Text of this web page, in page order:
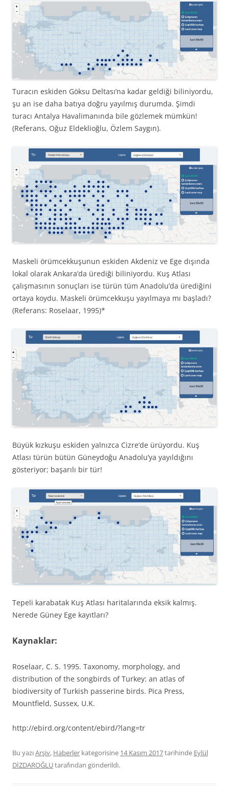
Turacın eskiden Göksu Deltası’na kadar geldiği biliniyordu,
şu an ise daha batıya doğru yayılmış durumda. Şimdi
turacı Antalya Havalimanında bile gözlemek mümkün!
(Referans, Oğuz Eldeklioğlu, Özlem Saygın).
Maskeli örümcekkuşunun eskiden Akdeniz ve Ege dışında
lokal olarak Ankara’da ürediği biliniyordu. Kuş Atlası
çalışmasının sonuçları ise türün tüm Anadolu’da ürediğini
ortaya koydu. Maskeli örümcekkuşu yayılmaya mı başladı?
(Referans: Roselaar, 1995)*
Büyük kızkuşu eskiden yalnızca Cizre’de ürüyordu. Kuş
Atlası türün bütün Güneydoğu Anadolu’ya yayıldığını
gösteriyor; başarılı bir tür!
Tepeli karabatak Kuş Atlası haritalarında eksik kalmış.
Nerede Güney Ege kayıtları?
Kaynaklar:
Roselaar, C. S. 1995. Taxonomy, morphology, and
distribution of the songbirds of Turkey: an atlas of
biodiversity of Turkish passerine birds. Pica Press,
Mountfield, Sussex, U.K.
http://ebird.org/content/ebird/?lang=tr
Bu yazıArşiv, Haberler kategorisine 14 Kasım 2017tarihinde Eylül
DİZDAROĞLUtarafından gönderildi.